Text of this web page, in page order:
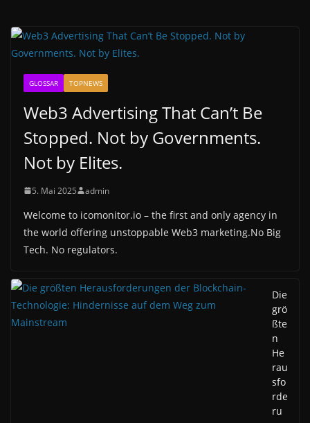
GLOSSAR TOPNEWS
Web3 Advertising That Can’t Be
Stopped. Not by Governments.
Not by Elites.
5. Mai 2025 admin
Welcome to icomonitor.io – the first and only agency in
the world offering unstoppable Web3 marketing.No Big
Tech. No regulators.
Die
grö
ßte
n
He
rau
sfo
rde
ru